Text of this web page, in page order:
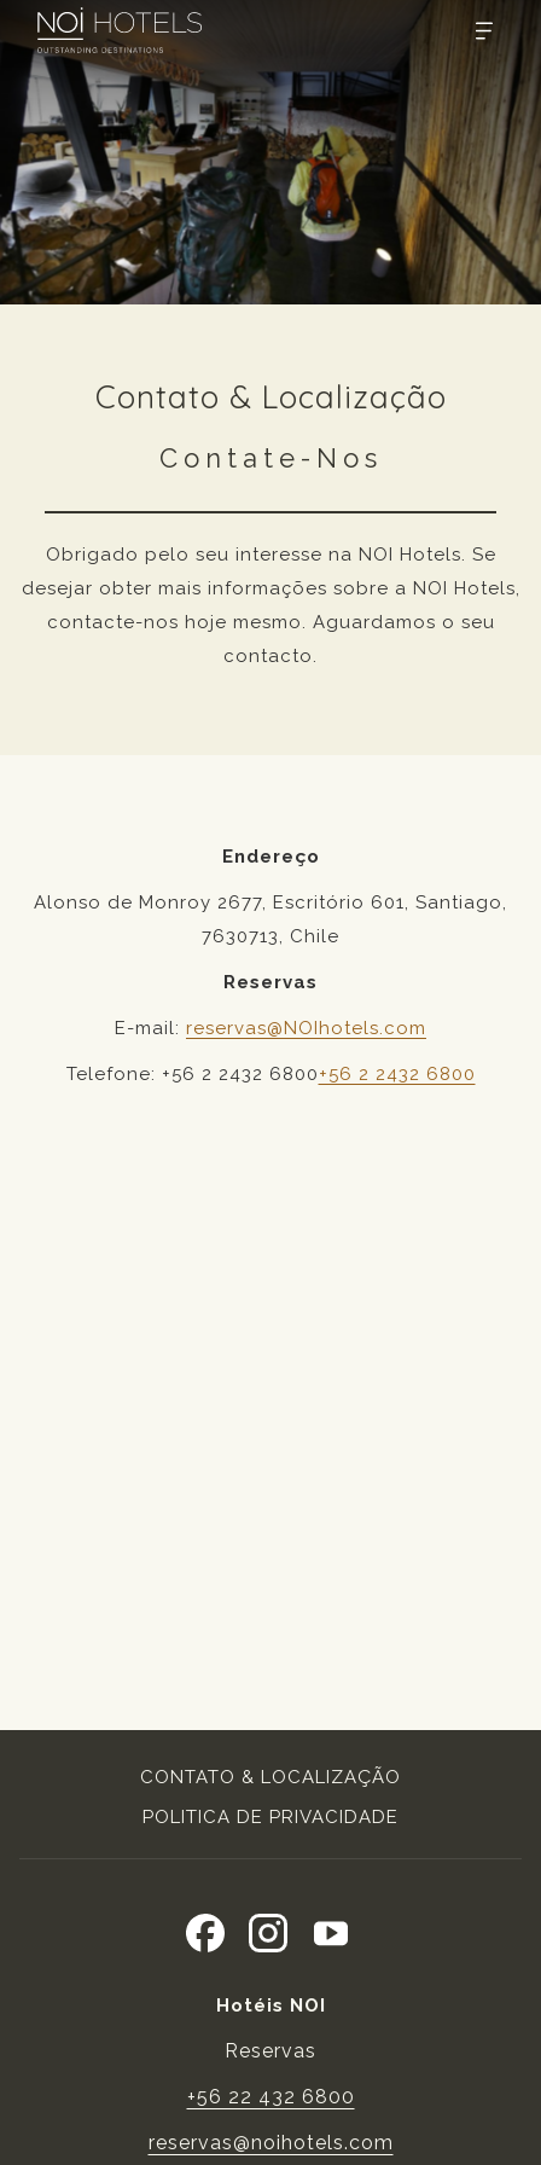
Contato & Localização
Contate-Nos
Obrigado pelo seu interesse na NOI Hotels. Se
desejar obter mais informações sobre a NOI Hotels,
contacte-nos hoje mesmo. Aguardamos o seu
contacto.
Endereço
Alonso de Monroy 2677, Escritório 601, Santiago,
7630713, Chile
Reservas
E-mail: reservas@NOIhotels.com
Telefone: +56 2 2432 6800+56 2 2432 6800
CONTATO & LOCALIZAÇÃO
POLITICA DE PRIVACIDADE
Hotéis NOI
Reservas
+56 22 432 6800
reservas@noihotels.com